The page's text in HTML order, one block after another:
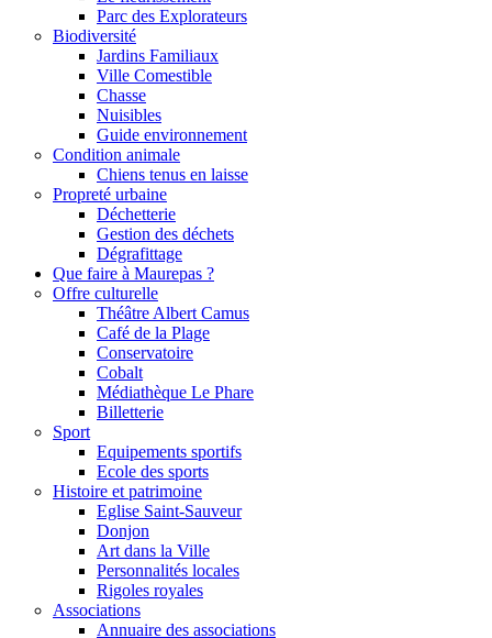
Parc des Explorateurs
Biodiversité
Jardins Familiaux
Ville Comestible
Chasse
Nuisibles
Guide environnement
Condition animale
Chiens tenus en laisse
Propreté urbaine
Déchetterie
Gestion des déchets
Dégrafittage
Que faire à Maurepas ?
Offre culturelle
Théâtre Albert Camus
Café de la Plage
Conservatoire
Cobalt
Médiathèque Le Phare
Billetterie
Sport
Equipements sportifs
Ecole des sports
Histoire et patrimoine
Eglise Saint-Sauveur
Donjon
Art dans la Ville
Personnalités locales
Rigoles royales
Associations
Annuaire des associations